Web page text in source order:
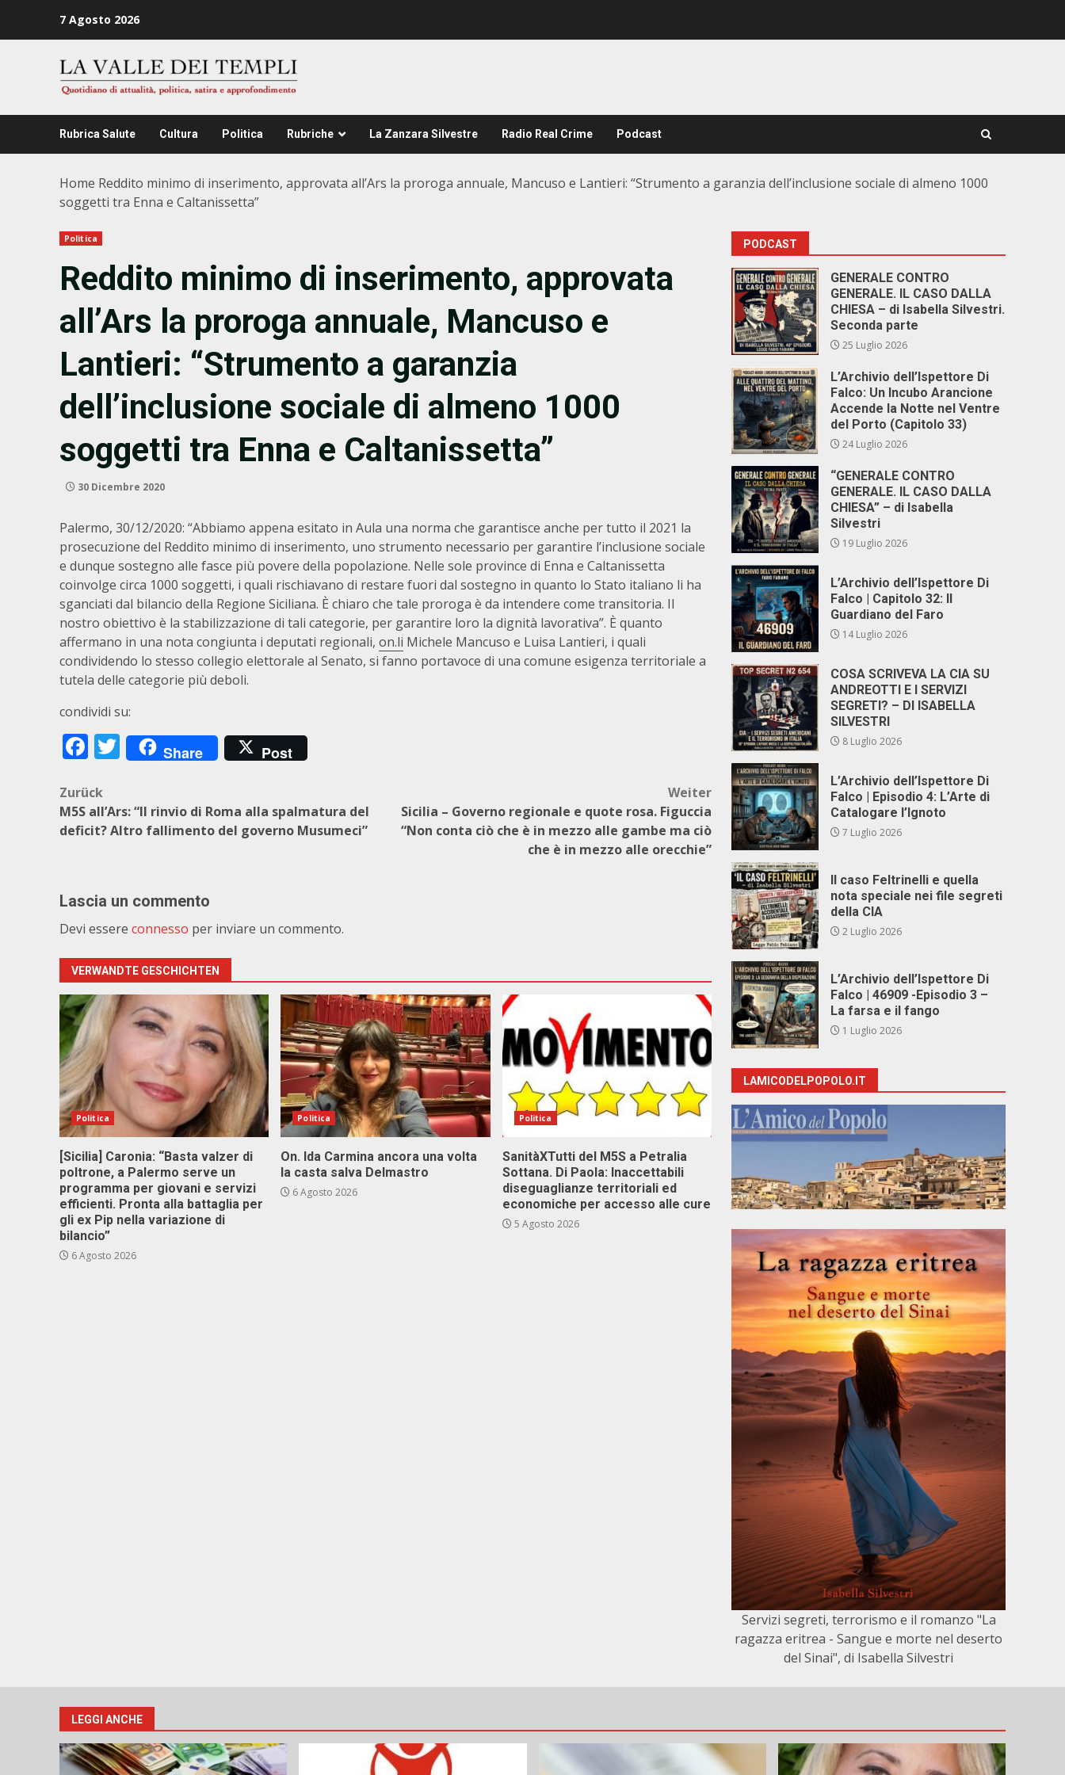
7 Agosto 2026
Rubrica Salute Cultura Politica Rubriche La Zanzara Silvestre Radio Real Crime Podcast
Home Reddito minimo di inserimento, approvata all’Ars la proroga annuale, Mancuso e Lantieri: “Strumento a garanzia dell’inclusione sociale di almeno 1000
soggetti tra Enna e Caltanissetta”
Politica
Reddito minimo di inserimento, approvata
all’Ars la proroga annuale, Mancuso e
Lantieri: “Strumento a garanzia
dell’inclusione sociale di almeno 1000
soggetti tra Enna e Caltanissetta”
30 Dicembre 2020
Palermo, 30/12/2020: “Abbiamo appena esitato in Aula una norma che garantisce anche per tutto il 2021 la
prosecuzione del Reddito minimo di inserimento, uno strumento necessario per garantire l’inclusione sociale
e dunque sostegno alle fasce più povere della popolazione. Nelle sole province di Enna e Caltanissetta
coinvolge circa 1000 soggetti, i quali rischiavano di restare fuori dal sostegno in quanto lo Stato italiano li ha
sganciati dal bilancio della Regione Siciliana. È chiaro che tale proroga è da intendere come transitoria. Il
nostro obiettivo è la stabilizzazione di tali categorie, per garantire loro la dignità lavorativa”. È quanto
affermano in una nota congiunta i deputati regionali, on.li Michele Mancuso e Luisa Lantieri, i quali
condividendo lo stesso collegio elettorale al Senato, si fanno portavoce di una comune esigenza territoriale a
tutela delle categorie più deboli.
condividi su:
Facebook
Twitter
Share Post
Beitragsnavigation
Zurück
M5S all’Ars: “Il rinvio di Roma alla spalmatura del
deficit? Altro fallimento del governo Musumeci”
Weiter
Sicilia – Governo regionale e quote rosa. Figuccia
“Non conta ciò che è in mezzo alle gambe ma ciò
che è in mezzo alle orecchie”
Lascia un commento
Devi essere connesso per inviare un commento.
VERWANDTE GESCHICHTEN
Politica
[Sicilia] Caronia: “Basta valzer di
poltrone, a Palermo serve un
programma per giovani e servizi
efficienti. Pronta alla battaglia per
gli ex Pip nella variazione di
bilancio”
6 Agosto 2026
Politica
On. Ida Carmina ancora una volta
la casta salva Delmastro
6 Agosto 2026
Politica
SanitàXTutti del M5S a Petralia
Sottana. Di Paola: Inaccettabili
diseguaglianze territoriali ed
economiche per accesso alle cure
5 Agosto 2026
PODCAST
GENERALE CONTRO
GENERALE. IL CASO DALLA
CHIESA – di Isabella Silvestri.
Seconda parte
25 Luglio 2026
L’Archivio dell’Ispettore Di
Falco: Un Incubo Arancione
Accende la Notte nel Ventre
del Porto (Capitolo 33)
24 Luglio 2026
“GENERALE CONTRO
GENERALE. IL CASO DALLA
CHIESA” – di Isabella
Silvestri
19 Luglio 2026
L’Archivio dell’Ispettore Di
Falco | Capitolo 32: Il
Guardiano del Faro
14 Luglio 2026
COSA SCRIVEVA LA CIA SU
ANDREOTTI E I SERVIZI
SEGRETI? – DI ISABELLA
SILVESTRI
8 Luglio 2026
L’Archivio dell’Ispettore Di
Falco | Episodio 4: L’Arte di
Catalogare l’Ignoto
7 Luglio 2026
Il caso Feltrinelli e quella
nota speciale nei file segreti
della CIA
2 Luglio 2026
L’Archivio dell’Ispettore Di
Falco | 46909 -Episodio 3 –
La farsa e il fango
1 Luglio 2026
LAMICODELPOPOLO.IT
Servizi segreti, terrorismo e il romanzo "La
ragazza eritrea - Sangue e morte nel deserto
del Sinai", di Isabella Silvestri
LEGGI ANCHE